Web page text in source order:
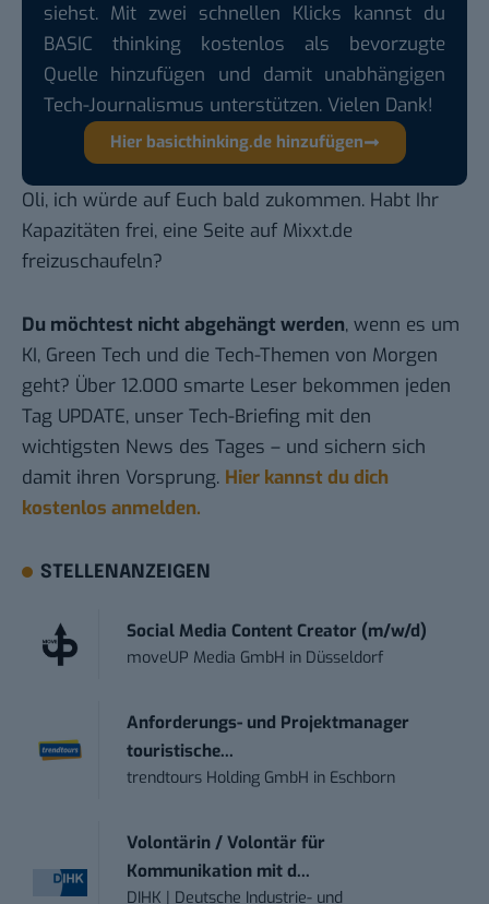
siehst. Mit zwei schnellen Klicks kannst du
BASIC thinking kostenlos als bevorzugte
Quelle hinzufügen und damit unabhängigen
Tech-Journalismus unterstützen. Vielen Dank!
Hier basicthinking.de hinzufügen
Oli, ich würde auf Euch bald zukommen. Habt Ihr
Kapazitäten frei, eine Seite auf Mixxt.de
freizuschaufeln?
Du möchtest nicht abgehängt werden, wenn es um
KI, Green Tech und die Tech-Themen von Morgen
geht? Über 12.000 smarte Leser bekommen jeden
Tag UPDATE, unser Tech-Briefing mit den
wichtigsten News des Tages – und sichern sich
damit ihren Vorsprung. Hier kannst du dich
kostenlos anmelden.
STELLENANZEIGEN
Social Media Content Creator (m/w/d)
moveUP Media GmbH in Düsseldorf
Anforderungs- und Projektmanager
touristische...
trendtours Holding GmbH in Eschborn
Volontärin / Volontär für
Kommunikation mit d...
DIHK | Deutsche Industrie- und